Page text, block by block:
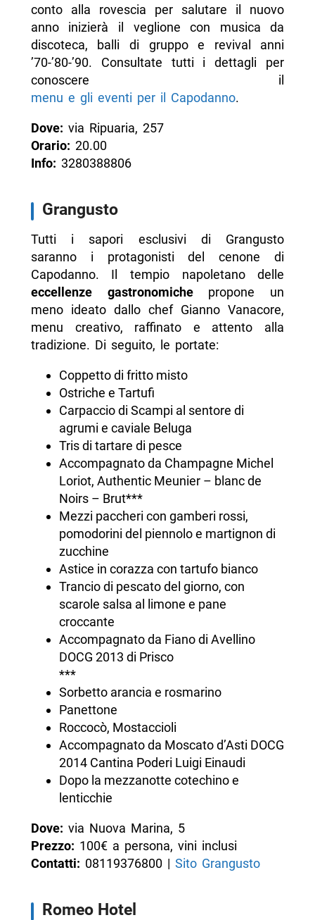
conto alla rovescia per salutare il nuovo
anno inizierà il veglione con musica da
discoteca, balli di gruppo e revival anni
’70-’80-’90. Consultate tutti i dettagli per
conoscere il
menu e gli eventi per il Capodanno.
Dove: via Ripuaria, 257
Orario: 20.00
Info: 3280388806
Grangusto
Tutti i sapori esclusivi di Grangusto
saranno i protagonisti del cenone di
Capodanno. Il tempio napoletano delle
eccellenze gastronomichepropone un
meno ideato dallo chef Gianno Vanacore,
menu creativo, raffinato e attento alla
tradizione. Di seguito, le portate:
Coppetto di fritto misto
Ostriche e Tartufi
Carpaccio di Scampi al sentore di
agrumi e caviale Beluga
Tris di tartare di pesce
Accompagnato da Champagne Michel
Loriot, Authentic Meunier – blanc de
Noirs – Brut***
Mezzi paccheri con gamberi rossi,
pomodorini del piennolo e martignon di
zucchine
Astice in corazza con tartufo bianco
Trancio di pescato del giorno, con
scarole salsa al limone e pane
croccante
Accompagnato da Fiano di Avellino
DOCG 2013 di Prisco
***
Sorbetto arancia e rosmarino
Panettone
Roccocò, Mostaccioli
Accompagnato da Moscato d’Asti DOCG
2014 Cantina Poderi Luigi Einaudi
Dopo la mezzanotte cotechino e
lenticchie
Dove: via Nuova Marina, 5
Prezzo: 100€ a persona, vini inclusi
Contatti: 08119376800 | Sito Grangusto
Romeo Hotel